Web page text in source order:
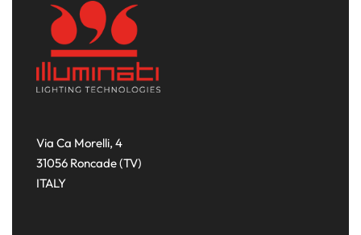
Via Ca Morelli, 4
31056 Roncade (TV)
ITALY